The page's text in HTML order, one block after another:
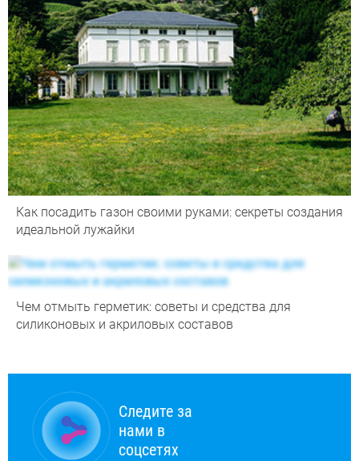
Как посадить газон своими руками: секреты создания
идеальной лужайки
Чем отмыть герметик: советы и средства для
силиконовых и акриловых составов
Следите за
нами в
соцсетях